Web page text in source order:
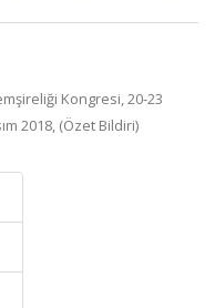
Kongresi, 20-23
2018, (Özet Bildiri)